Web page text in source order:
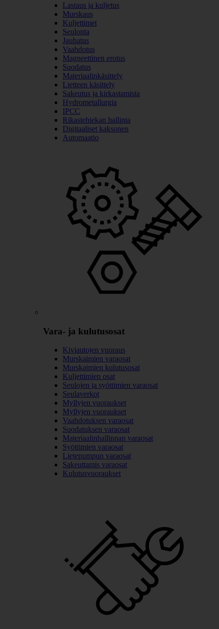
Lastaus ja kuljetus
Murskaus
Kuljettimet
Seulonta
Jauhatus
Vaahdotus
Magneettinen erotus
Suodatus
Materiaalinkäsittely
Lietteen käsittely
Sakeutus ja kirkastamista
Hydrometallurgia
IPCC
Rikastehiekan hallinta
Digitaaliset kaksonen
Automaatio
Vara- ja kulutusosat
Kiviautojen vuoraus
Murskaimien varaosat
Murskaimien kulutusosat
Kuljettimien osat
Seulojen ja syöttimien varaosat
Seulaverkot
Myllyjen vuoraukset
Myllyjen vuoraukset
Vaahdotuksen varaosat
Suodatuksen varaosat
Materiaalinhallinnan varaosat
Syöttimien varaosat
Lietepumpun varaosat
Sakeuttamis varaosat
Kulutusvuoraukset